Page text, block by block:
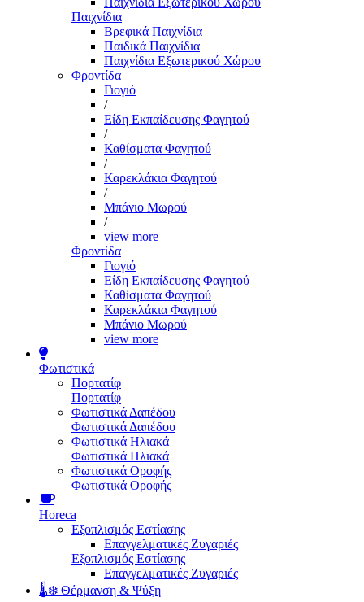
Παιχνίδια
Βρεφικά Παιχνίδια
Παιδικά Παιχνίδια
Παιχνίδια Εξωτερικού Χώρου
Φροντίδα
Γιογιό
/
Είδη Εκπαίδευσης Φαγητού
/
Καθίσματα Φαγητού
/
Καρεκλάκια Φαγητού
/
Μπάνιο Μωρού
/
view more
Φροντίδα
Γιογιό
Είδη Εκπαίδευσης Φαγητού
Καθίσματα Φαγητού
Καρεκλάκια Φαγητού
Μπάνιο Μωρού
view more
Φωτιστικά
Πορτατίφ
Πορτατίφ
Φωτιστικά Δαπέδου
Φωτιστικά Δαπέδου
Φωτιστικά Ηλιακά
Φωτιστικά Ηλιακά
Φωτιστικά Οροφής
Φωτιστικά Οροφής
Horeca
Εξοπλισμός Εστίασης
Επαγγελματικές Ζυγαριές
Εξοπλισμός Εστίασης
Επαγγελματικές Ζυγαριές
🌡️❄️ Θέρμανση & Ψύξη